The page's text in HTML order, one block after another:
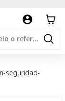
seguridad-